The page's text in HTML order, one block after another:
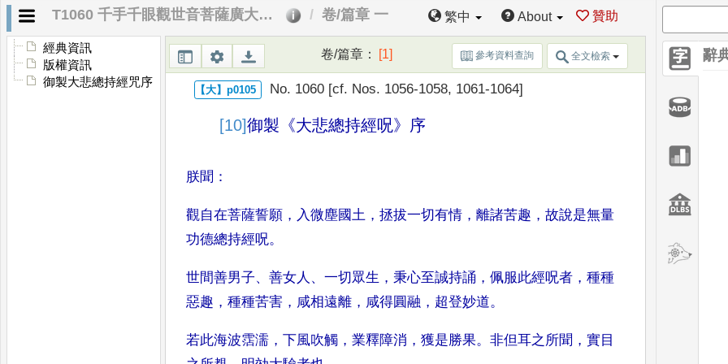
T1060 千手千眼觀世音菩薩廣大圓滿無礙大悲心陀羅尼經 卷/篇章 一 繁中 About 贊助
經典資訊
版權資訊
御製大悲總持經咒序
卷/篇章 ： [1] 參考資料查詢 全文檢索
No. 1060 [cf. Nos. 1056-1058, 1061-1064]
[10]御製 《大悲總持經呪》 序
朕聞 ：
觀自在菩薩誓願 ， 入微塵國土 ， 拯拔一切有情 ， 離諸苦趣 ， 故說是無量
功德總持經呪。
世間善男子、 善女人 、 一切眾生 ， 秉心至誠持誦 ， 佩服此經呪者 ， 種種
惡趣 ， 種種苦害 ， 咸相遠離 ， 咸得圓融 ， 超登妙道。
若此海波霑濡 ， 下風吹觸 ， 業釋障消 ， 獲是勝果。 非但耳之所聞 ， 實目
辭